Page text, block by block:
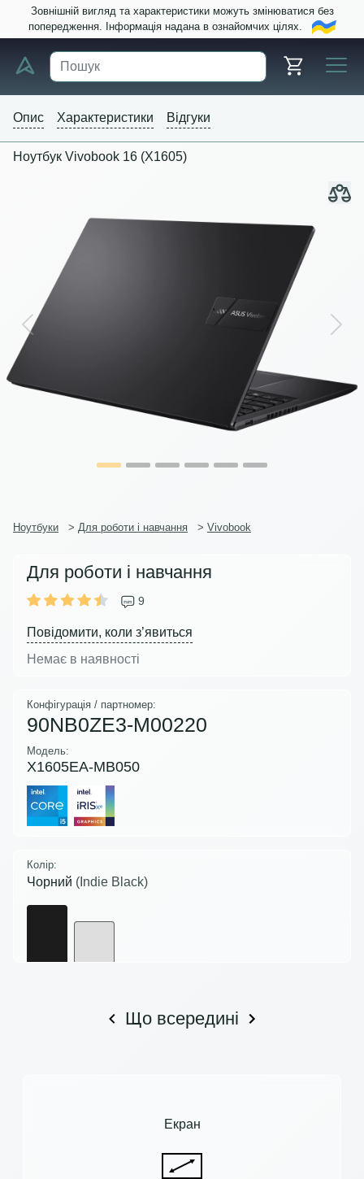
Зовнішній вигляд та характеристики можуть змінюватися без
попередження. Інформація надана в ознайомчих цілях.
Опис Характеристики Відгуки
Ноутбук Vivobook 16 (X1605)
Previous Next
Ноутбуки > Для роботи і навчання > Vivobook
Для роботи і навчання
9
Повідомити, коли з’явиться
Немає в наявності
Конфігурація / партномер:
90NB0ZE3-M00220
Модель:
X1605EA-MB050
Колір:
Чорний (Indie Black)
Що всередині
Екран